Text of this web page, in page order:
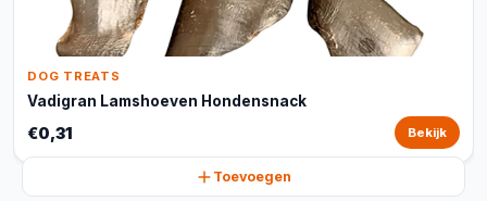
DOG TREATS
Vadigran Lamshoeven Hondensnack
€0,31 Bekijk
Toevoegen